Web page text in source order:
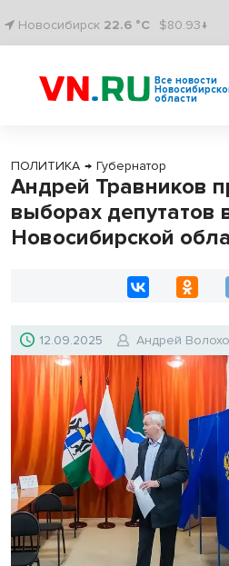
Новосибирск 22.6 °C $80.93↓
Все новости
области
ПОЛИТИКА → Губернатор
Андрей Травников
выборах депутатов
Новосибирской
12.09.2025 Андрей